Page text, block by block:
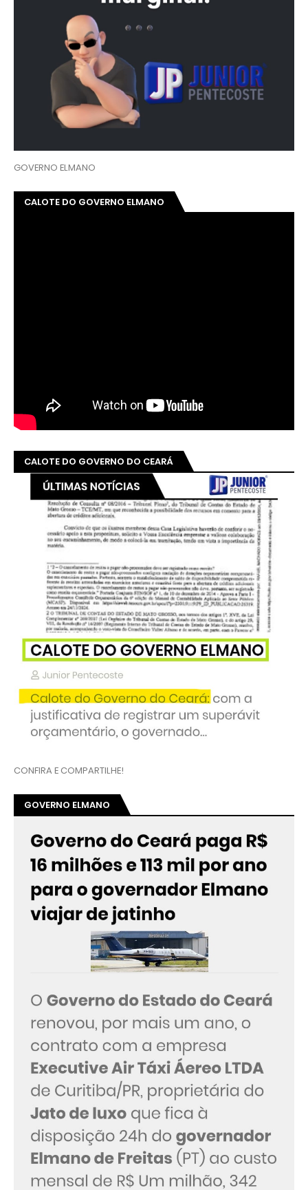
GOVERNO ELMANO
CALOTE DO GOVERNO ELMANO
CALOTE DO GOVERNO DO CEARÁ
CONFIRA E COMPARTILHE!
GOVERNO ELMANO